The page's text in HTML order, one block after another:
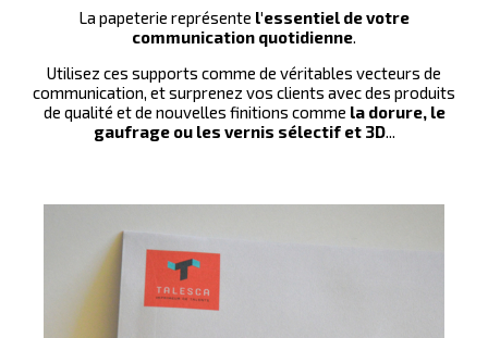
La papeterie représente l'essentiel de votre
communication quotidienne.
Utilisez ces supports comme de véritables vecteurs de
communication, et surprenez vos clients avec des produits
de qualité et de nouvelles finitions comme la dorure, le
gaufrage ou les vernis sélectif et 3D...